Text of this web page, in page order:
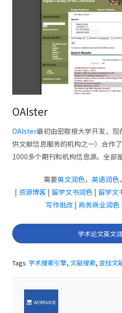
OAIster
OAIster最初由密歇根大学开发，现
供文献信息服务的机构之一）合作
1000多个期刊和机构信息源。全部
需要英文润色， 英语润色
| 资源博客 | 留学文书润色 | 留学文
写作批改 | 商务商业润色|
学术论文英文
Tags 学术搜索引擎, 文献搜索, 查找文